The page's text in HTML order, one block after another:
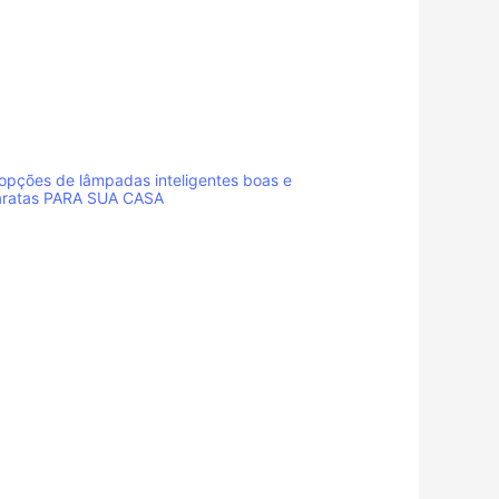
de lâmpadas inteligentes boas e
PARA SUA CASA